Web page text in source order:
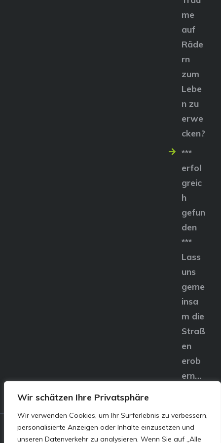
Wir schätzen Ihre Privatsphäre
Wir verwenden Cookies, um Ihr Surferlebnis zu verbessern,
personalisierte Anzeigen oder Inhalte einzusetzen und
unseren Datenverkehr zu analysieren. Wenn Sie auf „Alle
me
auf
Räde
rn
zum
Lebe
n zu
erwe
cken?
***
erfol
greic
h
gefun
den
***
Lass
uns
geme
insa
m die
Straß
en
erob
ern…
© E&S Motors GmbH,